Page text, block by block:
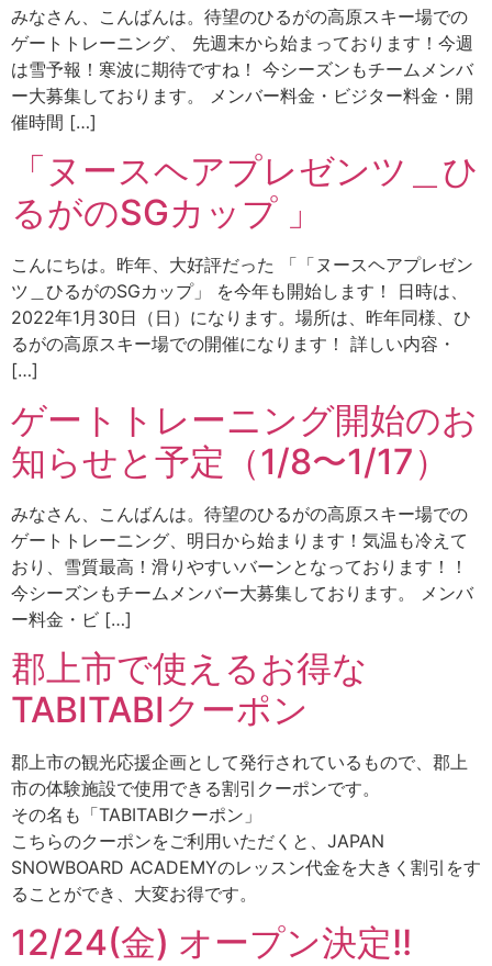
みなさん、こんばんは。待望のひるがの高原スキー場での
ゲートトレーニング、 先週末から始まっております！今週
は雪予報！寒波に期待ですね！ 今シーズンもチームメンバ
ー大募集しております。 メンバー料金・ビジター料金・開
催時間 […]
「ヌースヘアプレゼンツ＿ひ
るがのSGカップ 」
こんにちは。昨年、大好評だった 「「ヌースヘアプレゼン
ツ＿ひるがのSGカップ」 を今年も開始します！ 日時は、
2022年1月30日（日）になります。場所は、昨年同様、ひ
るがの高原スキー場での開催になります！ 詳しい内容・
[…]
ゲートトレーニング開始のお
知らせと予定（1/8〜1/17）
みなさん、こんばんは。待望のひるがの高原スキー場での
ゲートトレーニング、明日から始まります！気温も冷えて
おり、雪質最高！滑りやすいバーンとなっております！！
今シーズンもチームメンバー大募集しております。 メンバ
ー料金・ビ […]
郡上市で使えるお得な
TABITABIクーポン
郡上市の観光応援企画として発行されているもので、郡上
市の体験施設で使用できる割引クーポンです。
その名も「TABITABIクーポン」
こちらのクーポンをご利用いただくと、JAPAN
SNOWBOARD ACADEMYのレッスン代金を大きく割引をす
ることができ、大変お得です。
12/24(金) オープン決定!!